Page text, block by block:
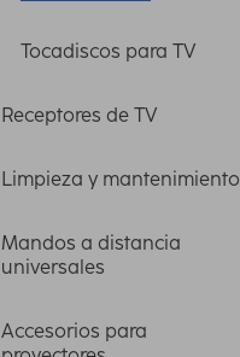
Tocadiscos para TV
Receptores de TV
Limpieza y mantenimiento
Mandos a distancia
universales
Accesorios para